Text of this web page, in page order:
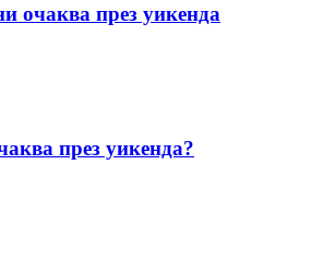
очаква през уикенда
през уикенда?